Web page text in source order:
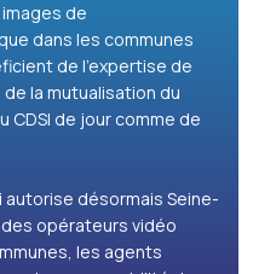
de
dans les communes
de l’expertise de
la mutualisation du
CDSI de jour comme de
autorise désormais Seine-
opérateurs vidéo
les agents